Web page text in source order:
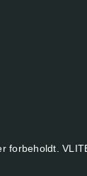
forbeholdt.